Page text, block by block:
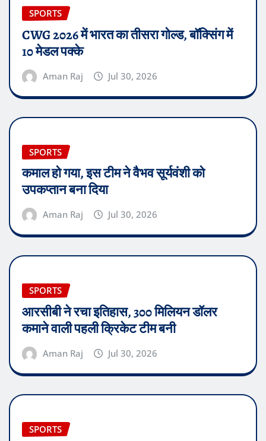
SPORTS
CWG 2026 में भारत का तीसरा गोल्ड, बॉक्सिंग में
10 मेडल पक्के
Aman Raj Jul 30, 2026
SPORTS
कमाल हो गया, इस टीम ने वैभव सूर्यवंशी को
उपकप्तान बना दिया
Aman Raj Jul 30, 2026
SPORTS
आरसीबी ने रचा इतिहास, 300 मिलियन डॉलर
कमाने वाली पहली क्रिकेट टीम बनी
Aman Raj Jul 30, 2026
SPORTS